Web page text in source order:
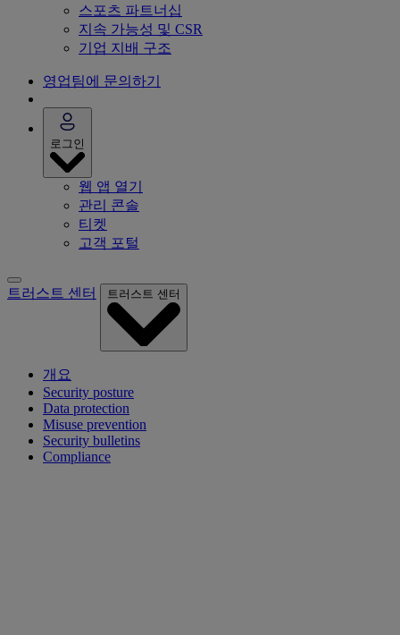
스포츠 파트너십
지속 가능성 및 CSR
기업 지배 구조
영업팀에 문의하기
로그인
웹 앱 열기
관리 콘솔
티켓
고객 포털
트러스트 센터 트러스트 센터
개요
Security posture
Data protection
Misuse prevention
Security bulletins
Compliance